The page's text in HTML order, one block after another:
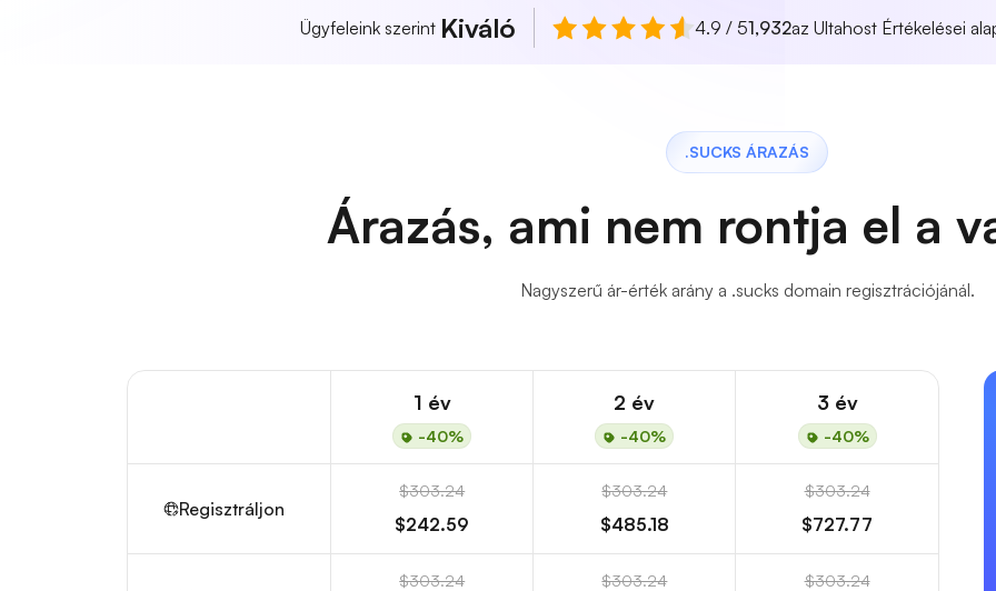
Ügyfeleink szerint Kiváló 4.9 / 51,932az Ultahost Értékelései
.SUCKS ÁRAZÁS
Árazás, ami nem rontja el a
Nagyszerű ár-érték arány a .sucks domain regisztrációjánál.
1 év
-40%
2 év
-40%
3 év
-40%
Regisztráljon
$303.24
$242.59
$303.24
$485.18
$303.24
$727.77
$303.24 $303.24 $303.24